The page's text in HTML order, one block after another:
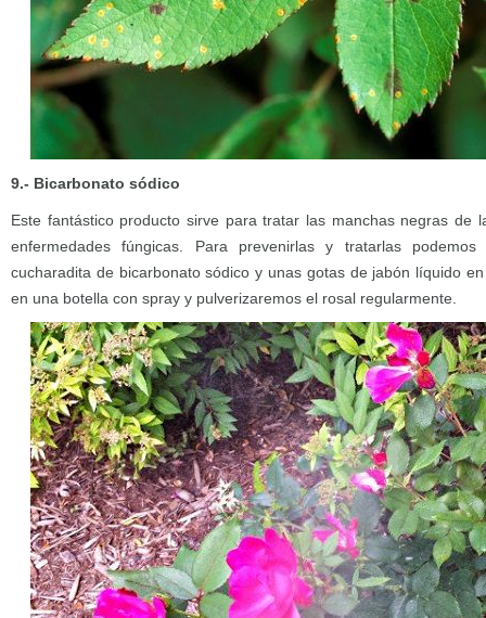
9.- Bicarbonato sódico
Este fantástico producto sirve para tratar las manchas negras de
enfermedades fúngicas. Para prevenirlas y tratarlas
cucharadita de bicarbonato sódico y unas gotas de jabón líquido
en una botella con spray y pulverizaremos el rosal regularmente.